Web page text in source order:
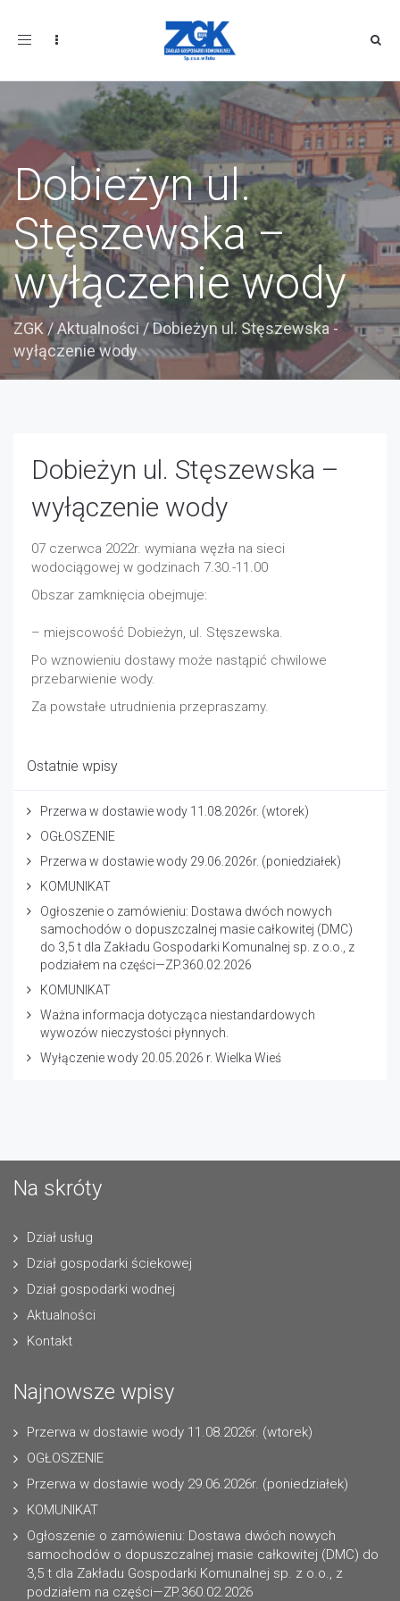
Toggle
Dobieżyn ul.
Stęszewska –
wyłączenie wody
ZGK /Aktualności /Dobieżyn ul. Stęszewska -
wyłączenie wody
Dobieżyn ul. Stęszewska –
wyłączenie wody
07 czerwca 2022r. wymiana węzła na sieci
wodociągowej w godzinach 7.30.-11.00
Obszar zamknięcia obejmuje:
– miejscowość Dobieżyn, ul. Stęszewska.
Po wznowieniu dostawy może nastąpić chwilowe
przebarwienie wody.
Za powstałe utrudnienia przepraszamy.
Ostatnie wpisy
Przerwa w dostawie wody 11.08.2026r. (wtorek)
OGŁOSZENIE
Przerwa w dostawie wody 29.06.2026r. (poniedziałek)
KOMUNIKAT
Ogłoszenie o zamówieniu: Dostawa dwóch nowych
samochodów o dopuszczalnej masie całkowitej (DMC)
do 3,5 t dla Zakładu Gospodarki Komunalnej sp. z o.o., z
podziałem na części—ZP.360.02.2026
KOMUNIKAT
Ważna informacja dotycząca niestandardowych
wywozów nieczystości płynnych.
Wyłączenie wody 20.05.2026 r. Wielka Wieś
Na skróty
Dział usług
Dział gospodarki ściekowej
Dział gospodarki wodnej
Aktualności
Kontakt
Najnowsze wpisy
Przerwa w dostawie wody 11.08.2026r. (wtorek)
OGŁOSZENIE
Przerwa w dostawie wody 29.06.2026r. (poniedziałek)
KOMUNIKAT
Ogłoszenie o zamówieniu: Dostawa dwóch nowych
samochodów o dopuszczalnej masie całkowitej (DMC) do
3,5 t dla Zakładu Gospodarki Komunalnej sp. z o.o., z
podziałem na części—ZP.360.02.2026